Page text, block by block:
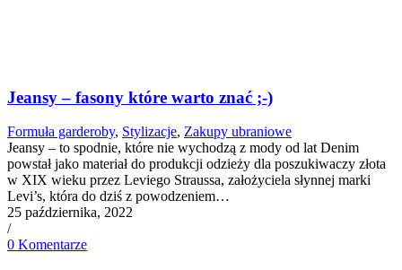
Jeansy – fasony które warto znać ;-)
Formuła garderoby, Stylizacje, Zakupy ubraniowe
Jeansy – to spodnie, które nie wychodzą z mody od lat Denim
powstał jako materiał do produkcji odzieży dla poszukiwaczy złota
w XIX wieku przez Leviego Straussa, założyciela słynnej marki
Levi’s, która do dziś z powodzeniem…
25 października, 2022
/
0 Komentarze